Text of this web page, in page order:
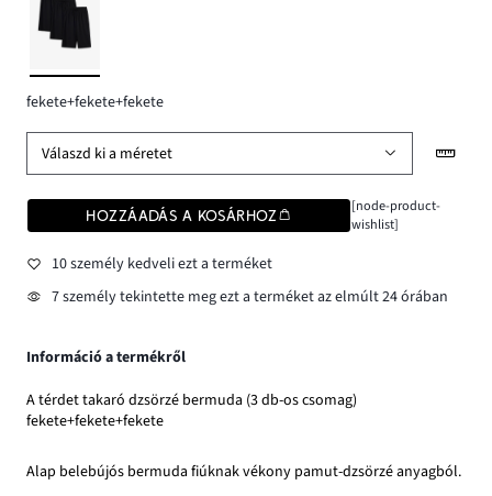
fekete+fekete+fekete
Válaszd ki a méretet
HOZZÁADÁS A KOSÁRHOZ
[node-product-
wishlist]
10 személy kedveli ezt a terméket
7 személy tekintette meg ezt a terméket az elmúlt 24 órában
Információ a termékről
A térdet takaró dzsörzé bermuda (3 db-os csomag)
fekete+fekete+fekete
Alap belebújós bermuda fiúknak vékony pamut-dzsörzé anyagból.